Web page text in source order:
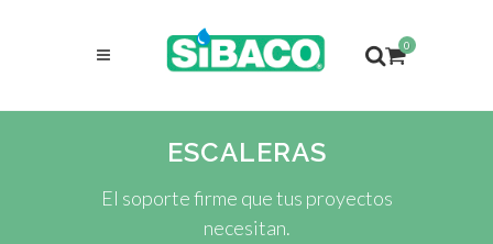
0
ESCALERAS
El soporte firme que tus proyectos
necesitan.